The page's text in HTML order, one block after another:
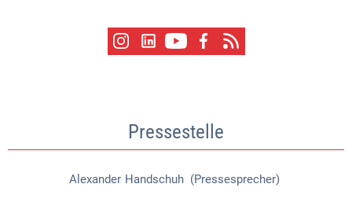
Pressestelle
Alexander Handschuh (Pressesprecher)
Alexander Handschuh